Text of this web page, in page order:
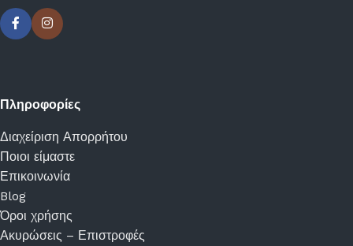
Πληροφορίες
Διαχείριση Απορρήτου
Ποιοι είμαστε
Επικοινωνία
Blog
Όροι χρήσης
Ακυρώσεις – Επιστροφές